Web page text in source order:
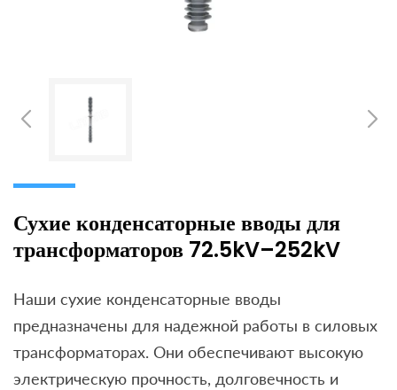
Сухие конденсаторные вводы для
трансформаторов 72.5kV–252kV
Наши сухие конденсаторные вводы
предназначены для надежной работы в силовых
трансформаторах. Они обеспечивают высокую
электрическую прочность, долговечность и